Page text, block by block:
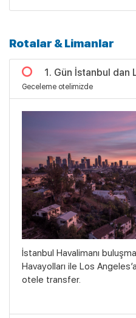
Rotalar & Limanlar
1. Gün İstanbul dan
Geceleme otelimizde
İstanbul Havalimanı
Havayolları ile Los
otele transfer.